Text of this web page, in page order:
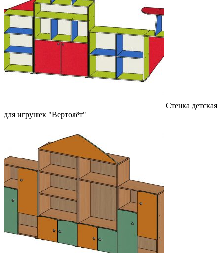
Стенка детская
для игрушек "Вертолёт"